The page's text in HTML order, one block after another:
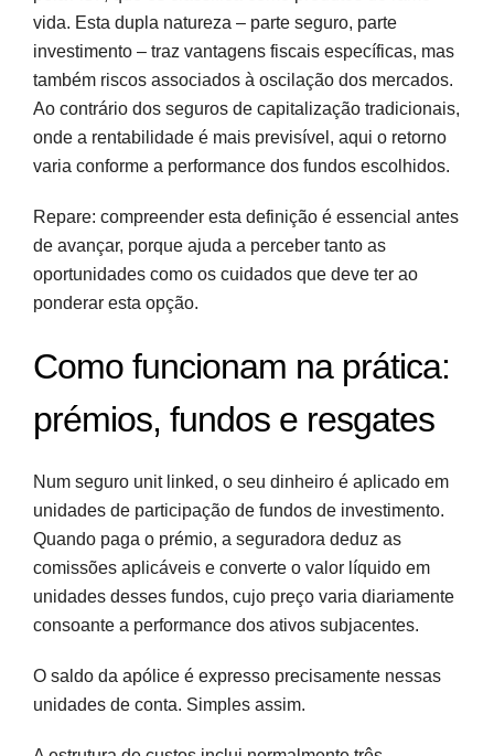
vida. Esta dupla natureza – parte seguro, parte
investimento – traz vantagens fiscais específicas, mas
também riscos associados à oscilação dos mercados.
Ao contrário dos seguros de capitalização tradicionais,
onde a rentabilidade é mais previsível, aqui o retorno
varia conforme a performance dos fundos escolhidos.
Repare: compreender esta definição é essencial antes
de avançar, porque ajuda a perceber tanto as
oportunidades como os cuidados que deve ter ao
ponderar esta opção.
Como funcionam na prática:
prémios, fundos e resgates
Num seguro unit linked, o seu dinheiro é aplicado em
unidades de participação de fundos de investimento.
Quando paga o prémio, a seguradora deduz as
comissões aplicáveis e converte o valor líquido em
unidades desses fundos, cujo preço varia diariamente
consoante a performance dos ativos subjacentes.
O saldo da apólice é expresso precisamente nessas
unidades de conta. Simples assim.